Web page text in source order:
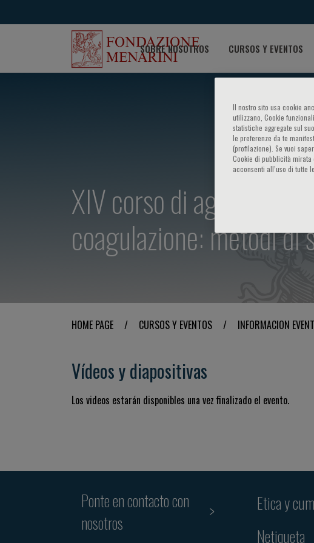
SOBRE NOSOTROS CURSOS Y EVENTOS
XIV corso di
coagulazione: metodi di
HOME PAGE / CURSOS Y EVENTOS / INFORMACION
Vídeos y diapositivas
Los videos estarán disponibles una vez finalizado el evento.
Ponte en contacto con
nosotros
Etica y
Netiqueta
Il nostro sito usa cookie
utilizzano, Cookie
statistiche aggregate sul
le preferenze da te
(profilazione). Se vuoi
Cookie di pubblicità mirata
acconsenti all’uso di tutte